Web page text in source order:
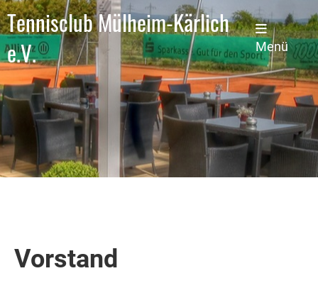
Tennisclub Mülheim-Kärlich
e.V.
Menü
Vorstand